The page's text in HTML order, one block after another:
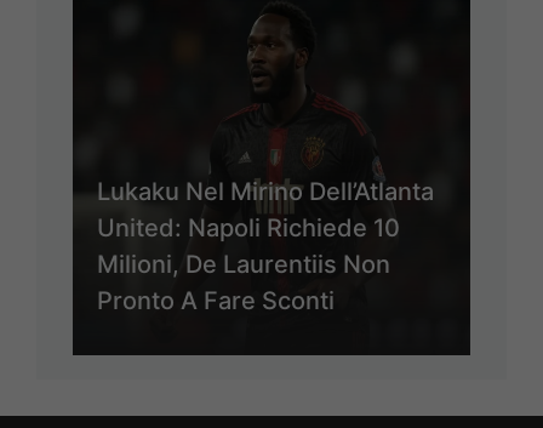
Lukaku Nel Mirino Dell’Atlanta
United: Napoli Richiede 10
Milioni, De Laurentiis Non
Pronto A Fare Sconti